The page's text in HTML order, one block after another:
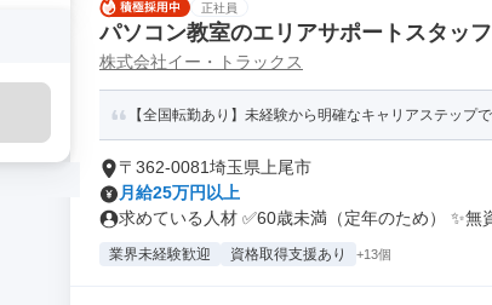
正社員
パソコン教室のエリアサポートスタッフ
株式会社イー・トラックス
【全国転勤あり】未経験から明確なキャリアステップ
〒362-0081埼玉県上尾市
月給25万円以上
求めている人材 ✅60歳未満（定年のため） ✨無
業界未経験歓迎 資格取得支援あり +13個